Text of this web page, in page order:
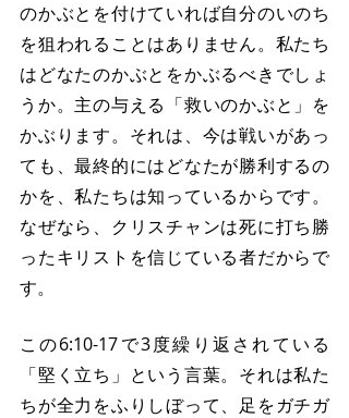
のかぶとを付けていれば自分のいのち
を狙われることはありません。私たち
はどなたのかぶとをかぶるべきでしょ
うか。主の与える「救いのかぶと」を
かぶります。それは、今は戦いがあっ
ても、最終的にはどなたが勝利するの
かを、私たちは知っているからです。
なぜなら、クリスチャンは死に打ち勝
ったキリストを信じている者だからで
す。
この6:10-17で3度繰り返されている
「堅く立ち」という言葉。それは私た
ちが全力をふりしぼって、足をガチガ